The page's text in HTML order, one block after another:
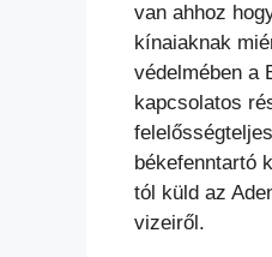
van ahhoz
kínaiaknak
védelmében a
kapcsolatos
békefenntartó
tól küld az
vizeiről.